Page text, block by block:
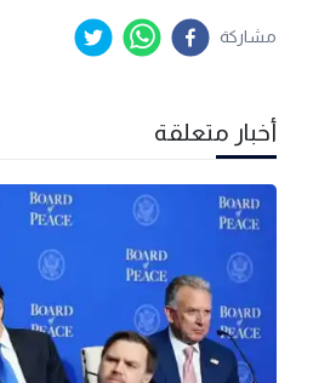
مشاركة
أخبار متعلقة